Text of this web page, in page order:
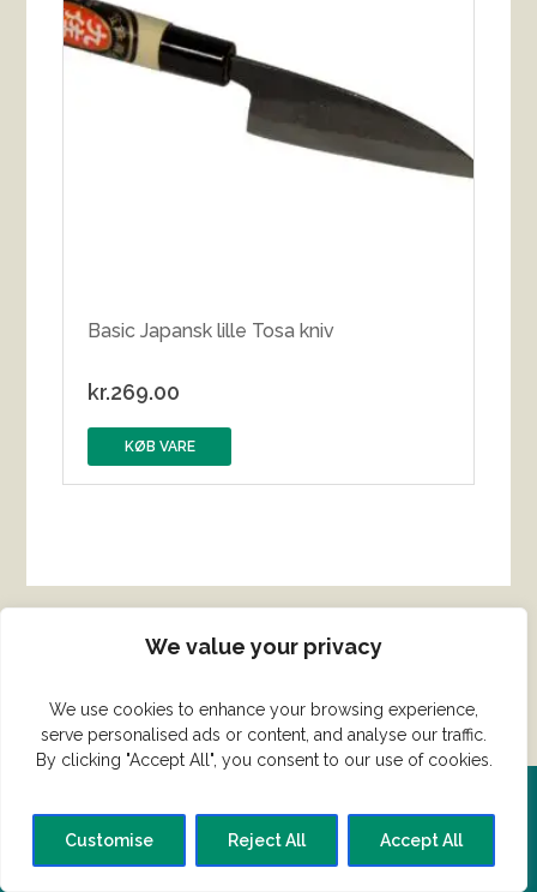
We value your privacy
We use cookies to enhance your browsing experience,
serve personalised ads or content, and analyse our traffic.
By clicking "Accept All", you consent to our use of cookies.
Customise Reject All Accept All
Basic Japansk lille Tosa kniv
kr.269.00
KØB VARE
Del din ret her!